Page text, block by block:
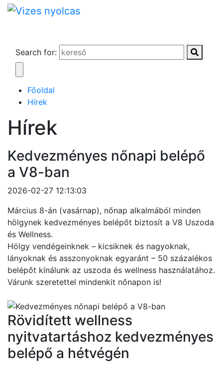
Search for:
Főoldal
Hírek
Hírek
Kedvezményes nőnapi belépő
a V8-ban
2026-02-27 12:13:03
Március 8-án (vasárnap), nőnap alkalmából minden
hölgynek kedvezményes belépőt biztosít a V8 Uszoda
és Wellness.
Hölgy vendégeinknek – kicsiknek és nagyoknak,
lányoknak és asszonyoknak egyaránt – 50 százalékos
belépőt kínálunk az uszoda és wellness használatához.
Várunk szeretettel mindenkit nőnapon is!
Rövidített wellness
nyitvatartáshoz kedvezményes
belépő a hétvégén